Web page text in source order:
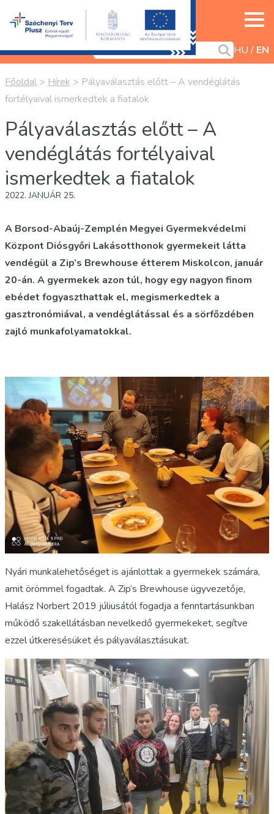
HU EN
Főoldal > Hírek > Pályaválasztás előtt – A vendéglátás
fortélyaival ismerkedtek a fiatalok
Pályaválasztás előtt – A
vendéglátás fortélyaival
ismerkedtek a fiatalok
2022. JANUÁR 25.
A Borsod-Abaúj-Zemplén Megyei Gyermekvédelmi
Központ Diósgyőri Lakásotthonok gyermekeit látta
vendégül a Zip’s Brewhouse étterem Miskolcon, január
20-án. A gyermekek azon túl, hogy egy nagyon finom
ebédet fogyaszthattak el, megismerkedtek a
gasztronómiával, a vendéglátással és a sörfőzdében
zajló munkafolyamatokkal.
Nyári munkalehetőséget is ajánlottak a gyermekek számára,
amit örömmel fogadtak. A Zip’s Brewhouse ügyvezetője,
Halász Norbert 2019 júliusától fogadja a fenntartásunkban
működő szakellátásban nevelkedő gyermekeket, segítve
ezzel útkeresésüket és pályaválasztásukat.